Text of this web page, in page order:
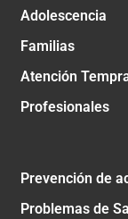
Adolescencia
Familias
Atención
Profesionales
Prevención de
Problemas de